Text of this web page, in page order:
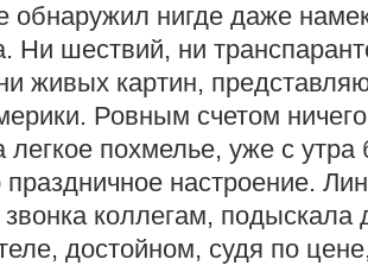
обнаружил нигде даже
Ни шествий, ни
живых картин,
Ровным счетом
легкое похмелье, уже с
настроение.
коллегам, подыскала
достойном, судя по